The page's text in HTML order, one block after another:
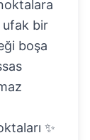
ufak bir
boşa
✨